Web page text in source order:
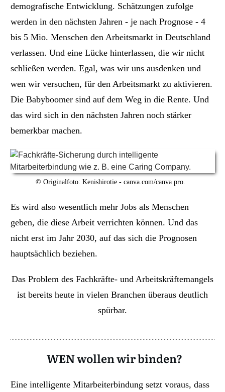
demografische Entwicklung. Schätzungen zufolge
werden in den nächsten Jahren - je nach Prognose - 4
bis 5 Mio. Menschen den Arbeitsmarkt in Deutschland
verlassen. Und eine Lücke hinterlassen, die wir nicht
schließen werden. Egal, was wir uns ausdenken und
wen wir versuchen, für den Arbeitsmarkt zu aktivieren.
Die Babyboomer sind auf dem Weg in die Rente. Und
das wird sich in den nächsten Jahren noch stärker
bemerkbar machen.
© Originalfoto: Kenishirotie - canva.com/canva pro.
Es wird also wesentlich mehr Jobs als Menschen
geben, die diese Arbeit verrichten können. Und das
nicht erst im Jahr 2030, auf das sich die Prognosen
hauptsächlich beziehen.
Das Problem des Fachkräfte- und Arbeitskräftemangels
ist bereits heute in vielen Branchen überaus deutlich
spürbar.
WEN wollen wir binden?
Eine intelligente Mitarbeiterbindung setzt voraus, dass